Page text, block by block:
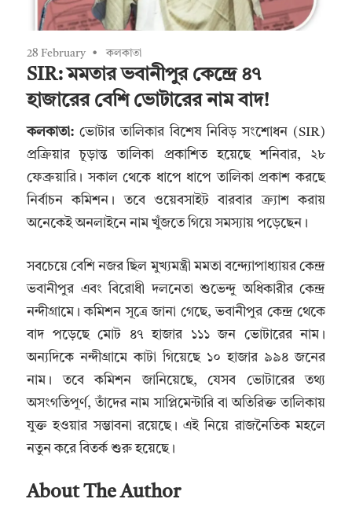
28 February কলকাতা
SIR: মমতার ভবানীপুর কেন্দ্রে ৪৭
হাজারের বেশি ভোটারের নাম বাদ!
কলকাতা: ভোটার তালিকার বিশেষ নিবিড় সংশোধন (SIR)
প্রক্রিয়ার চূড়ান্ত তালিকা প্রকাশিত হয়েছে শনিবার, ২৮
ফেব্রুয়ারি। সকাল থেকে ধাপে ধাপে তালিকা প্রকাশ করছে
নির্বাচন কমিশন। তবে ওয়েবসাইট বারবার ক্র্যাশ করায়
অনেকেই অনলাইনে নাম খুঁজতে গিয়ে সমস্যায় পড়েছেন।
সবচেয়ে বেশি নজর ছিল মুখ্যমন্ত্রী মমতা বন্দ্যোপাধ্যায়র কেন্দ্র
ভবানীপুর এবং বিরোধী দলনেতা শুভেন্দু অধিকারীর কেন্দ্র
নন্দীগ্রামে। কমিশন সূত্রে জানা গেছে, ভবানীপুর কেন্দ্র থেকে
বাদ পড়েছে মোট ৪৭ হাজার ১১১ জন ভোটারের নাম।
অন্যদিকে নন্দীগ্রামে কাটা গিয়েছে ১০ হাজার ৯৯৪ জনের
নাম। তবে কমিশন জানিয়েছে, যেসব ভোটারের তথ্য
অসংগতিপূর্ণ, তাঁদের নাম সাপ্লিমেন্টারি বা অতিরিক্ত তালিকায়
যুক্ত হওয়ার সম্ভাবনা রয়েছে। এই নিয়ে রাজনৈতিক মহলে
নতুন করে বিতর্ক শুরু হয়েছে।
About The Author